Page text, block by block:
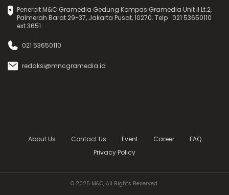
Penerbit M&C Gramedia Gedung Kompas Gramedia Unit II Lt.2,
Palmerah Barat 29-37, Jakarta Pusat, 10270. Telp : 021 53650110
ext.3651
021 53650110
redaksi@mncgramedia.id
About Us Contact Us Event Career
FAQ
Privacy Policy
© 2026 M&C, All Rights Reserved.